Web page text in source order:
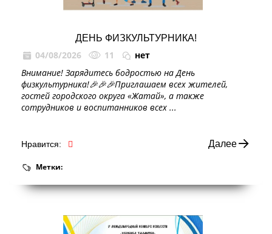
ДЕНЬ ФИЗКУЛЬТУРНИКА!
04/08/2026 11
нет
Внимание! Зарядитесь бодростью на День
физкультурника!🎉🎉🎉Приглашаем всех жителей,
гостей городского округа «Жатай», а также
сотрудников и воспитанников всех ...
Нравится: Далее
Метки: